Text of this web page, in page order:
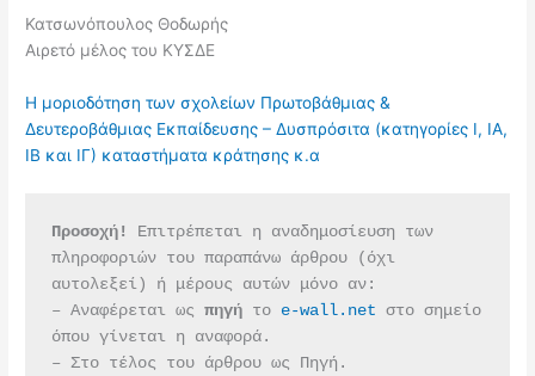
Κατσωνόπουλος Θοδωρής
Αιρετό μέλος του ΚΥΣΔΕ
Η μοριοδότηση των σχολείων Πρωτοβάθμιας &
Δευτεροβάθμιας Εκπαίδευσης – Δυσπρόσιτα (κατηγορίες Ι, ΙΑ,
ΙΒ και ΙΓ) καταστήματα κράτησης κ.α
Προσοχή!
Επιτρέπεται η αναδημοσίευση των
πληροφοριών του παραπάνω άρθρου (όχι
αυτολεξεί) ή μέρους αυτών μόνο αν:
– Αναφέρεται ως πηγή το e-wall.net στο σημείο
όπου γίνεται η αναφορά.
– Στο τέλος του άρθρου ως Πηγή.